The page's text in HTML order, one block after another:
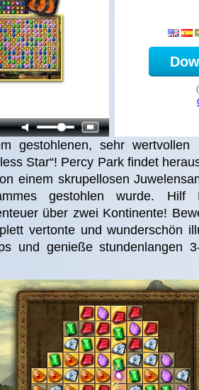
gestohlenen, sehr wertvollen
Star“! Percy Park findet
einem skrupellosen
gestohlen wurde. Hilf
über zwei Kontinente!
vertonte und wunderschön
und genieße stundenlangen